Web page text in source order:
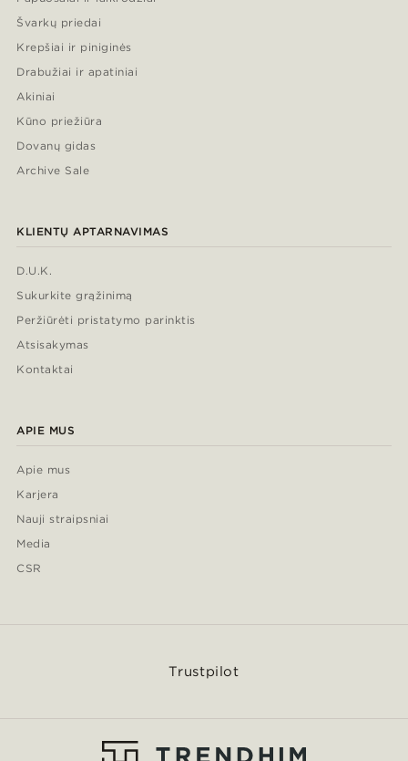
Švarkų priedai
Krepšiai ir piniginės
Drabužiai ir apatiniai
Akiniai
Kūno priežiūra
Dovanų gidas
Archive Sale
KLIENTŲ APTARNAVIMAS
D.U.K.
Sukurkite grąžinimą
Peržiūrėti pristatymo parinktis
Atsisakymas
Kontaktai
APIE MUS
Apie mus
Karjera
Nauji straipsniai
Media
CSR
Trustpilot